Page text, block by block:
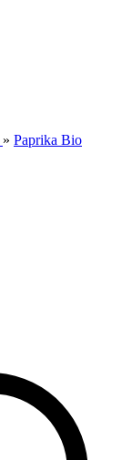
» Paprika Bio